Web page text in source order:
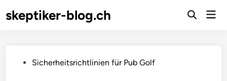
toskeptiker-blog.ch
Open
PostedSicherheitsrichtlinien für Pub Golf